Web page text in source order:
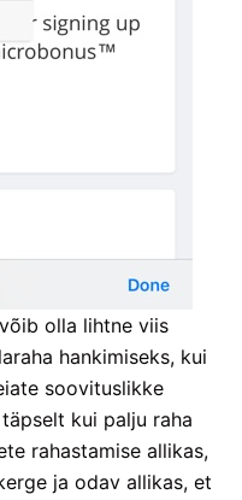
olla lihtne viis
hankimiseks, kui
soovituslikke
kui palju raha
rahastamise allikas,
ja odav allikas, et